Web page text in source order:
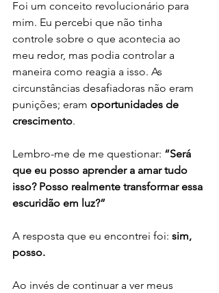
Foi um conceito revolucionário para
mim. Eu percebi que não tinha
controle sobre o que acontecia ao
meu redor, mas podia controlar a
maneira como reagia a isso. As
circunstâncias desafiadoras não eram
punições; eram oportunidades de
crescimento.
Lembro-me de me questionar: “Será
que eu posso aprender a amar tudo
isso? Posso realmente transformar essa
escuridão em luz?”
A resposta que eu encontrei foi: sim,
posso.
Ao invés de continuar a ver meus